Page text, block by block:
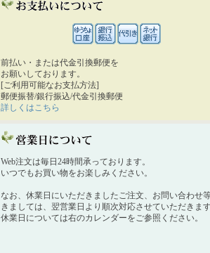
前払い・または代金引換郵便を
お願いしております。
[ご利用可能なお支払方法]
郵便振替/銀行振込/代金引換郵便
詳しくはこちら
Web注文は毎日24時間承っております。
いつでもお買い物をお楽しみください。
なお、休業日にいただきましたご注文、お問い合わせ
きましては、翌営業日より順次対応させていただきま
休業日については右のカレンダーをご参照ください。